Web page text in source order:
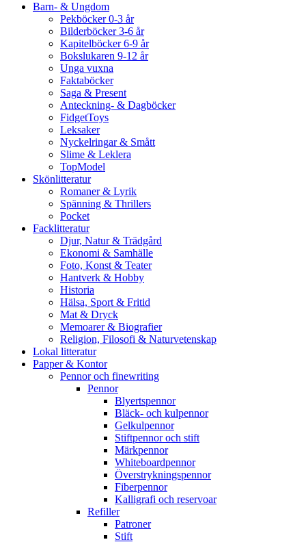
Barn- & Ungdom
Pekböcker 0-3 år
Bilderböcker 3-6 år
Kapitelböcker 6-9 år
Bokslukaren 9-12 år
Unga vuxna
Faktaböcker
Saga & Present
Anteckning- & Dagböcker
FidgetToys
Leksaker
Nyckelringar & Smått
Slime & Leklera
TopModel
Skönlitteratur
Romaner & Lyrik
Spänning & Thrillers
Pocket
Facklitteratur
Djur, Natur & Trädgård
Ekonomi & Samhälle
Foto, Konst & Teater
Hantverk & Hobby
Historia
Hälsa, Sport & Fritid
Mat & Dryck
Memoarer & Biografier
Religion, Filosofi & Naturvetenskap
Lokal litteratur
Papper & Kontor
Pennor och finewriting
Pennor
Blyertspennor
Bläck- och kulpennor
Gelkulpennor
Stiftpennor och stift
Märkpennor
Whiteboardpennor
Överstrykningspennor
Fiberpennor
Kalligrafi och reservoar
Refiller
Patroner
Stift